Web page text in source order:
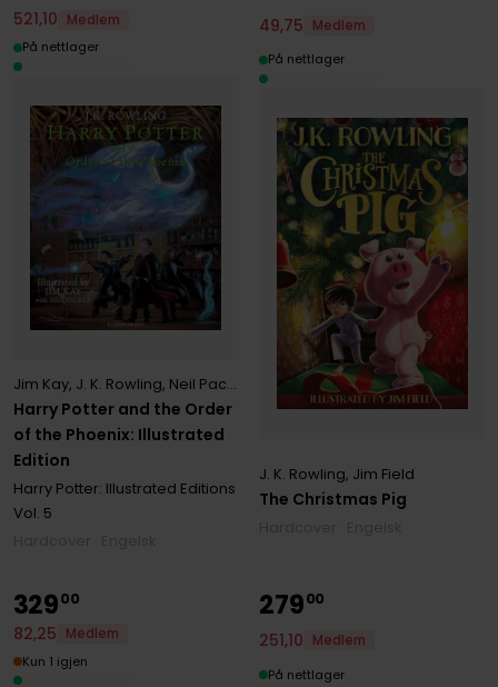
Harry Potter and the Order
of the Phoenix: Illustrated
Edition
Jim Kay, J. K. Rowling, Neil Packer
Harry Potter: Illustrated Editions
Vol. 5
521,10
Medlem
På nettlager
The Christmas Pig
J. K. Rowling, Jim Field
49,75
Medlem
På nettlager
32900
82,25
Medlem
Kun 1 igjen
27900
251,10
Medlem
På nettlager